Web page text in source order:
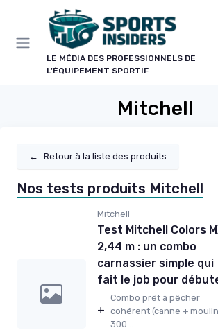
LE MÉDIA DES PROFESSIONNELS DE
L'ÉQUIPEMENT SPORTIF
Mitchell
← Retour à la liste des produits
Nos tests produits Mitchell
Mitchell
Test Mitchell Colors
2,44 m : un combo
carnassier simple qui
fait le job pour
+
Combo prêt à pêcher
cohérent (canne +
300...
Panneau de gestion des cookies